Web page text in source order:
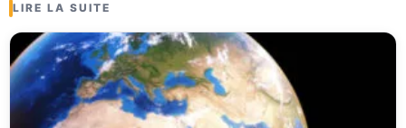
LIRE LA SUITE